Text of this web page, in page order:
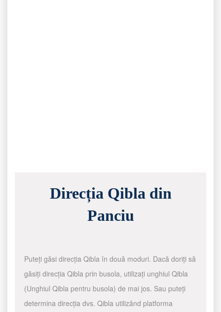
Direcția Qibla din
Panciu
Puteți găsi direcția Qibla în două moduri. Dacă doriți să
găsiți direcția Qibla prin busola, utilizați unghiul Qibla
(Unghiul Qibla pentru busola) de mai jos. Sau puteți
determina direcția dvs. Qibla utilizând platforma